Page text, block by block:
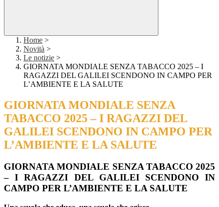
Home >
Novità >
Le notizie >
GIORNATA MONDIALE SENZA TABACCO 2025 – I
RAGAZZI DEL GALILEI SCENDONO IN CAMPO PER
L’AMBIENTE E LA SALUTE
GIORNATA MONDIALE SENZA
TABACCO 2025 – I RAGAZZI DEL
GALILEI SCENDONO IN CAMPO PER
L’AMBIENTE E LA SALUTE
GIORNATA MONDIALE SENZA TABACCO 2025
– I RAGAZZI DEL GALILEI SCENDONO IN
CAMPO PER L’AMBIENTE E LA SALUTE